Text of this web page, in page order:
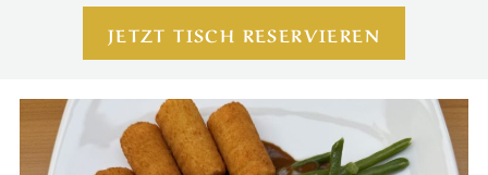
JETZT TISCH RESERVIEREN